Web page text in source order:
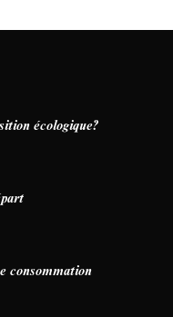
écologique?
consommation